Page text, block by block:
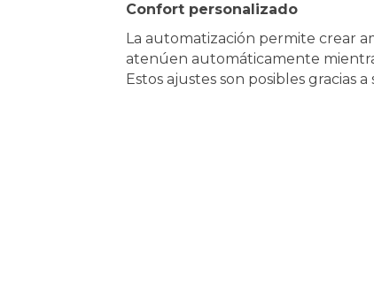
Confort personalizado
La automatización permite crear
atenúen automáticamente
Estos ajustes son posibles gracias